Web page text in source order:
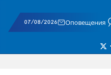
07/08/2026 Оповещения